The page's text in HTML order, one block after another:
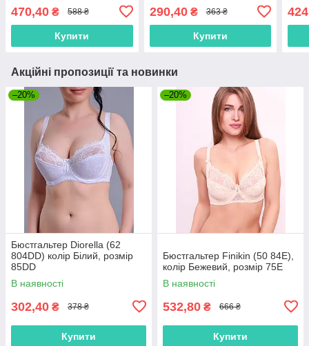
470,40 ₴ 588 ₴
Купити
290,40₴ 363 ₴
Купити
424
Акційні пропозиції та новинки
–20%
Бюстгальтер Diorella (62
804DD) колір Білий, розмір
85DD
В наявності
302,40 ₴ 378 ₴
Купити
–20%
Бюстгальтер Finikin (50 84E),
колір Бежевий, розмір 75E
В наявності
532,80 ₴ 666 ₴
Купити